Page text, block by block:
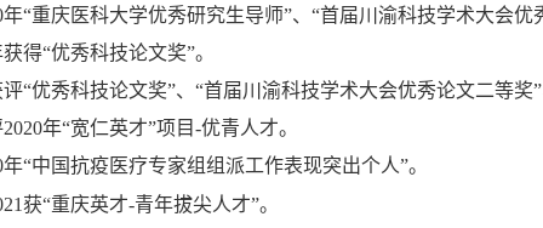
年“重庆医科大学优秀研究生导师”、“首届川渝科技学术大会优
得“优秀科技论文奖”。
“优秀科技论文奖”、“首届川渝科技学术大会优秀论文二等奖
2020年“宽仁英才”项目-优青人才。
年“中国抗疫医疗专家组组派工作表现突出个人”。
获“重庆英才-青年拔尖人才”。